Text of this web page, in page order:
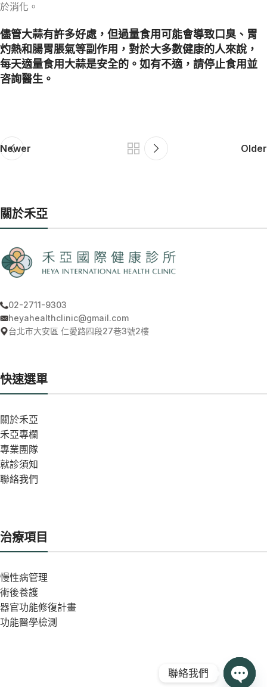
於消化。
儘管大蒜有許多好處，但過量食用可能會導致口臭、胃
灼熱和腸胃脹氣等副作用，對於大多數健康的人來說，
每天適量食用大蒜是安全的。如有不適，請停止食用並
咨詢醫生。
Newer Older
關於禾亞
02-2711-9303
heyahealthclinic@gmail.com
台北市大安區 仁愛路四段27巷3號2樓
快速選單
關於禾亞
禾亞專欄
專業團隊
就診須知
聯絡我們
治療項目
慢性病管理
術後養護
器官功能修復計畫
功能醫學檢測
聯絡我們